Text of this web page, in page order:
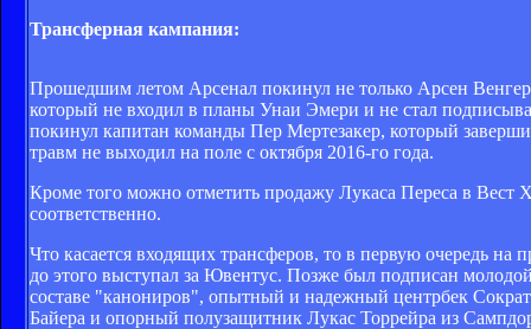
Трансферная кампания:
Прошедшим летом Арсенал покинул не только Арсен
который не входил в планы Унаи Эмери и не стал
покинул капитан команды Пер Мертезакер, который
травм не выходил на поле с октября 2016-го года.
Кроме того можно отметить продажу Лукаса Переса в
соответственно.
Что касается входящих трансферов, то в первую очередь
до этого выступал за Ювентус. Позже был подписан
составе "канониров", опытный и надежный центрбек
Байера и опорный полузащитник Лукас Торрейра из